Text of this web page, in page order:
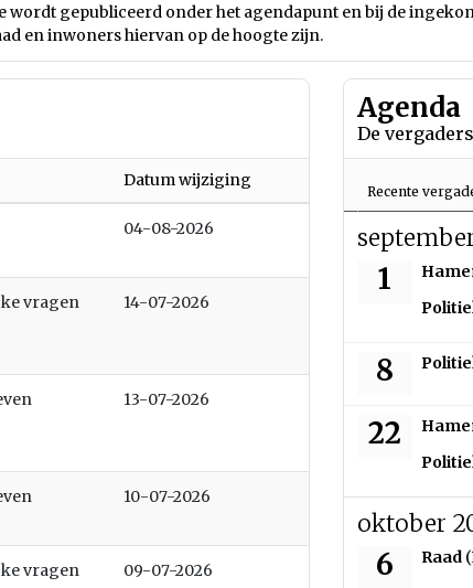
wordt gepubliceerd onder het agendapunt en bij de
en inwoners hiervan op de hoogte zijn.
Datum wijziging
04-08-2026
vragen 14-07-2026
13-07-2026
10-07-2026
vragen 09-07-2026
Agenda
De
Recente
1
8
22
oktober
6 Raad